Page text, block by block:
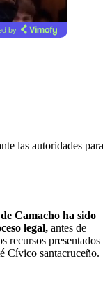
by
las autoridades para
Camacho ha sido
legal, antes de
recursos presentados
Cívico santacruceño.